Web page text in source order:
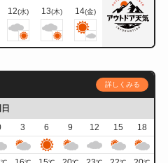
12(水) 13(木) 14(金)
詳しくみる
3 6 9 12 15
18